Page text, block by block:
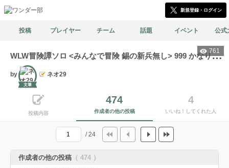
新規登録・ログイン
投稿 プレイヤー チーム 話題 イベント 公式
761
W
LW冒険譚ソロ <みんなで冒険 錫の新兵無し> 999 かなりミスだらけでも討伐成功
by
文筆
ネオ29
投稿内容
474
作成者の他の投稿
4
いいね！してくれた人
/ 24
作成者の他の投稿 （ 474 ）